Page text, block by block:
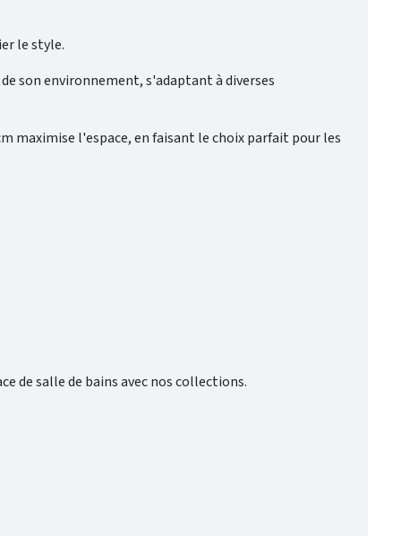
le style.
son environnement, s'adaptant à diverses
maximise l'espace, en faisant le choix parfait pour les
de salle de bains avec nos collections.